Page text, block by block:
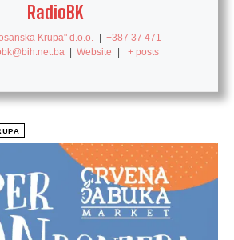
RadioBK
Krupa" d.o.o. | +387 37 471
| Website | + posts